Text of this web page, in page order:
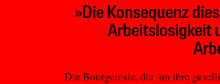
»Die Konsequenz
Arbeitslosigkeit
Die Bourgeoisie, die um ihre